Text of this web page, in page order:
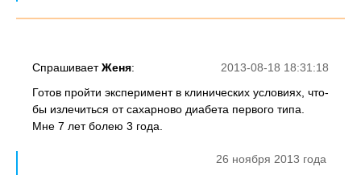
2013-08-18 18:31:18
СпрашиваетЖеня:
Готов пройти эксперимент в клинических условиях, что-
бы излечиться от сахарново диабета первого типа.
Мне 7 лет болею 3 года.
26 ноября 2013 года